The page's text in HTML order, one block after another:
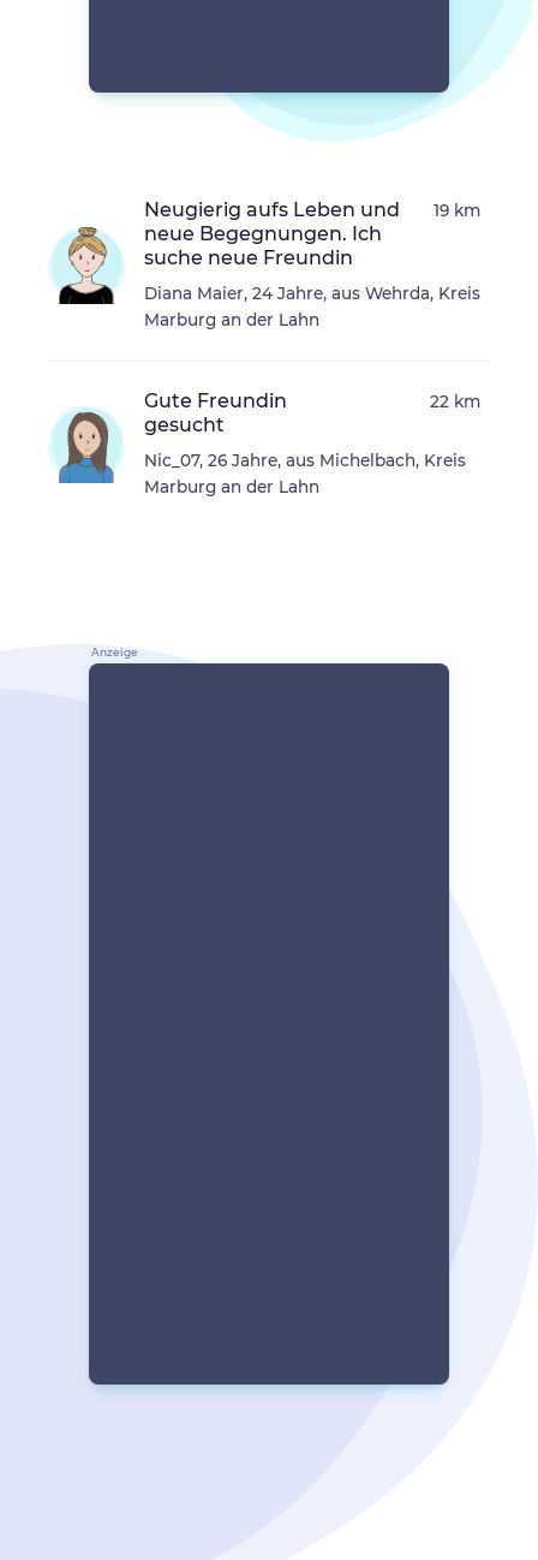
Neugierig aufs Leben und
neue Begegnungen. Ich
suche neue Freundin
Diana Maier, 24 Jahre, aus Wehrda, Kreis
Marburg an der Lahn
19 km
Gute Freundin
gesucht
Nic_07, 26 Jahre, aus Michelbach, Kreis
Marburg an der Lahn
22 km